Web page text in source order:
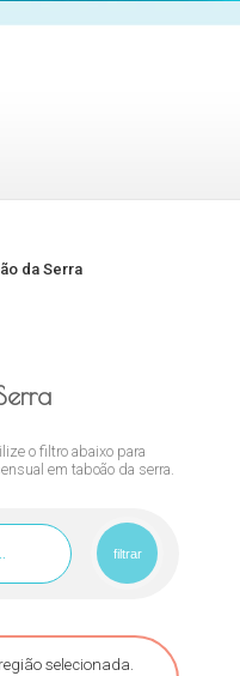
da Serra
o filtro abaixo para
em taboão da serra.
filtrar
selecionada.